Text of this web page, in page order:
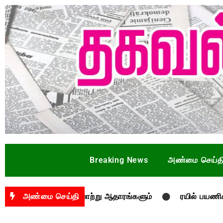
Breaking News அண்மை
அண்மை செய்தி
உரையும் வரலாற்று ஆதாரங்களும் ரயில் பயணிகளுக்கு